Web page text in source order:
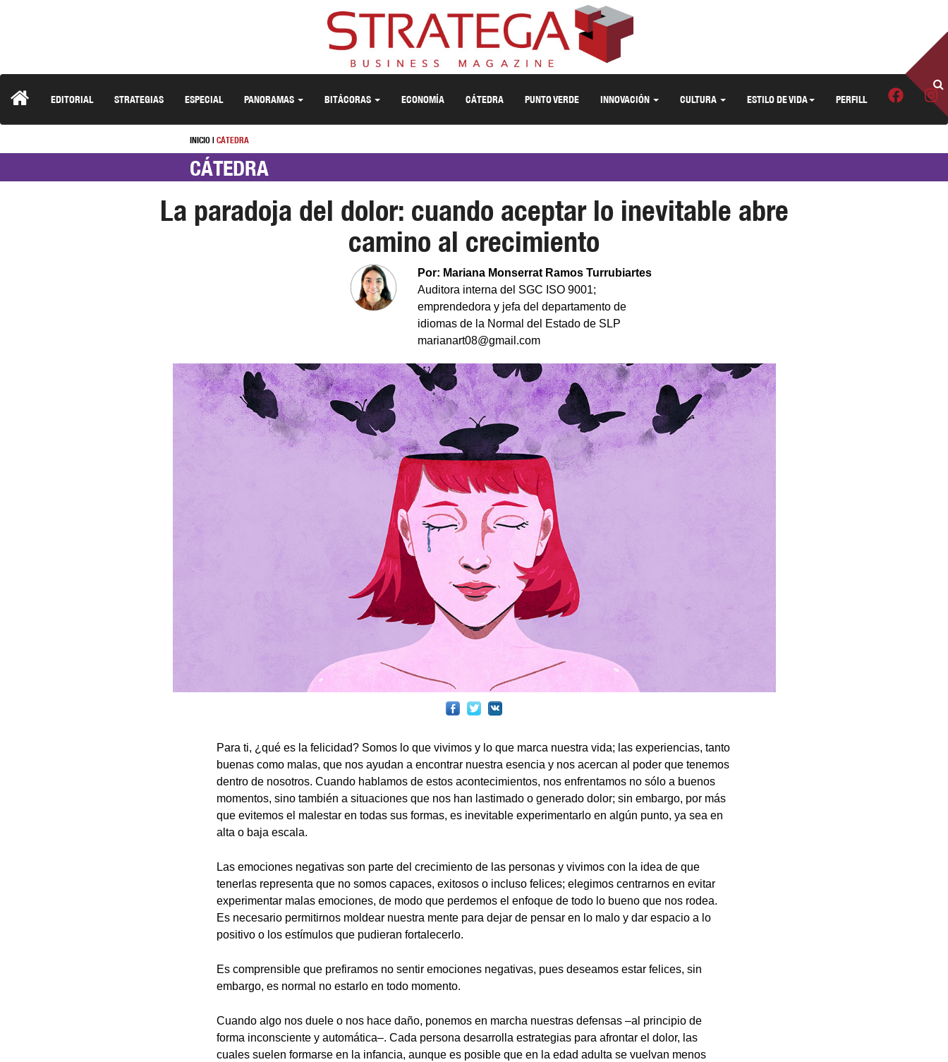
EDITORIAL STRATEGIAS ESPECIAL PANORAMAS BITÁCORAS ECONOMÍA CÁTEDRA PUNTO VERDE INNOVACIÓN CULTURA ESTILO DE VIDA PERFILL
INICIO| CÁTEDRA
CÁTEDRA
La paradoja del dolor: cuando aceptar lo inevitable abre
camino al crecimiento
Por: Mariana Monserrat Ramos Turrubiartes
Auditora interna del SGC ISO 9001;
emprendedora y jefa del departamento de
idiomas de la Normal del Estado de SLP
marianart08@gmail.com
Para ti, ¿qué es la felicidad? Somos lo que vivimos y lo que marca nuestra vida; las experiencias, tanto
buenas como malas, que nos ayudan a encontrar nuestra esencia y nos acercan al poder que tenemos
dentro de nosotros. Cuando hablamos de estos acontecimientos, nos enfrentamos no sólo a buenos
momentos, sino también a situaciones que nos han lastimado o generado dolor; sin embargo, por más
que evitemos el malestar en todas sus formas, es inevitable experimentarlo en algún punto, ya sea en
alta o baja escala.
Las emociones negativas son parte del crecimiento de las personas y vivimos con la idea de que
tenerlas representa que no somos capaces, exitosos o incluso felices; elegimos centrarnos en evitar
experimentar malas emociones, de modo que perdemos el enfoque de todo lo bueno que nos rodea.
Es necesario permitirnos moldear nuestra mente para dejar de pensar en lo malo y dar espacio a lo
positivo o los estímulos que pudieran fortalecerlo.
Es comprensible que prefiramos no sentir emociones negativas, pues deseamos estar felices, sin
embargo, es normal no estarlo en todo momento.
Cuando algo nos duele o nos hace daño, ponemos en marcha nuestras defensas –al principio de
forma inconsciente y automática–. Cada persona desarrolla estrategias para afrontar el dolor, las
cuales suelen formarse en la infancia, aunque es posible que en la edad adulta se vuelvan menos